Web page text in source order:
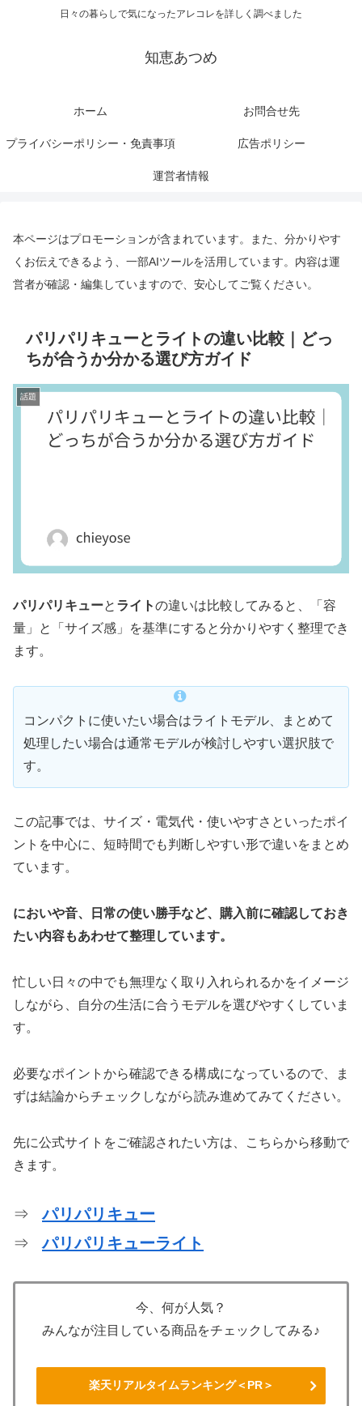
日々の暮らしで気になったアレコレを詳しく調べました
知恵あつめ
ホーム お問合せ先
プライバシーポリシー・免責事項 広告ポリシー
運営者情報
本ページはプロモーションが含まれています。また、分かりやす
くお伝えできるよう、一部AIツールを活用しています。内容は運
営者が確認・編集していますので、安心してご覧ください。
パリパリキューとライトの違い比較｜どっ
ちが合うか分かる選び方ガイド
話題
パリパリキューと ライトの違いは比較してみると、「容
量」と「サイズ感」を基準にすると分かりやすく整理でき
ます。
コンパクトに使いたい場合はライトモデル、まとめて
処理したい場合は通常モデルが検討しやすい選択肢で
す。
この記事では、サイズ・電気代・使いやすさといったポイ
ントを中心に、短時間でも判断しやすい形で違いをまとめ
ています。
においや音、日常の使い勝手など、購入前に確認しておき
たい内容もあわせて整理しています。
忙しい日々の中でも無理なく取り入れられるかをイメージ
しながら、自分の生活に合うモデルを選びやすくしていま
す。
必要なポイントから確認できる構成になっているので、ま
ずは結論からチェックしながら読み進めてみてください。
先に公式サイトをご確認されたい方は、こちらから移動で
きます。
⇒
パリパリキュー
⇒
パリパリキューライト
今、何が人気？
みんなが注目している商品をチェックしてみる♪
楽天リアルタイムランキング＜PR＞